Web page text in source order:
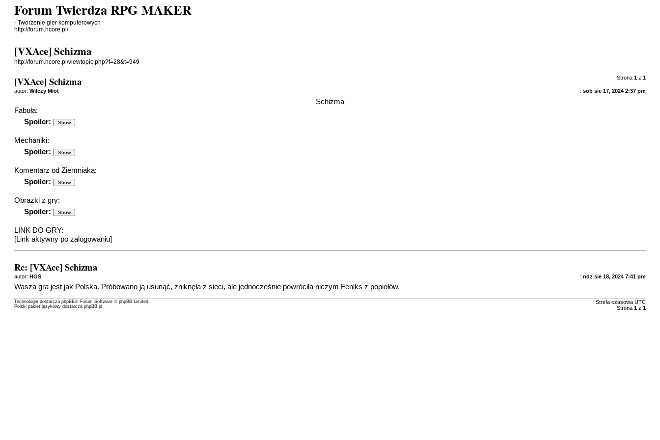
Forum Twierdza RPG MAKER
- Tworzenie gier komputerowych
http://forum.hcore.pl/
[VXAce] Schizma
http://forum.hcore.pl/viewtopic.php?f=28&t=949
Strona 1z 1
[VXAce] Schizma
: sob sie 17, 2024 2:37 pm
autor:Wilczy Miot
Schizma
Fabuła:
Spoiler:
Mechaniki:
Spoiler:
Komentarz od Ziemniaka:
Spoiler:
Obrazki z gry:
Spoiler:
LINK DO GRY:
[Link aktywny po zalogowaniu]
Re: [VXAce] Schizma
: ndz sie 18, 2024 7:41 pm
autor:HGS
Wasza gra jest jak Polska. Próbowano ją usunąć, zniknęła z sieci, ale jednocześnie powróciła niczym Feniks z popiołów.
Strefa czasowa UTC
Strona 1z 1
Technologię dostarczaphpBB® Forum Software © phpBB Limited
Polski pakiet językowy dostarczaphpBB.pl